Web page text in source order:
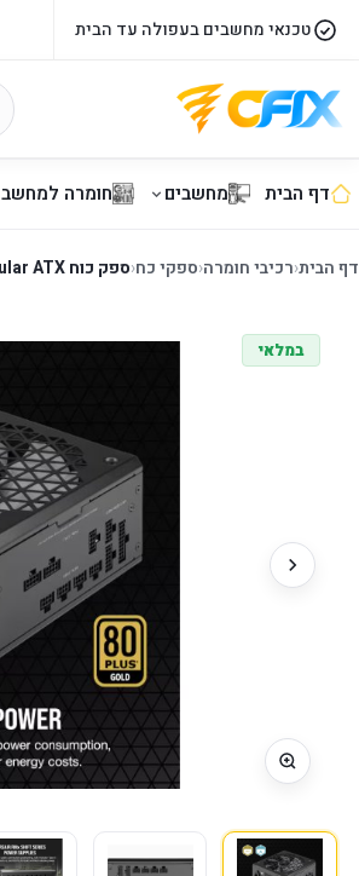
טכנאי מחשבים בעפולה עד הבית
דף הבית מחשבים חומרה למחשב
דף הבית‹רכיבי חומרה‹ספקי כח‹ספק כוח Corsair RM750x Shift 80 Plus Gold Fully Modular ATX
במלאי